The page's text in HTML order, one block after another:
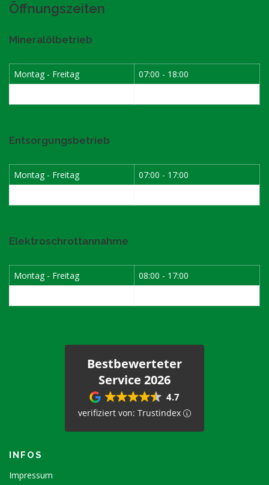
Öffnungszeiten
Mineralölbetrieb
Montag - Freitag
07:00 - 18:00
Entsorgungsbetrieb
Montag - Freitag
07:00 - 17:00
Elektroschrottannahme
Montag - Freitag
08:00 - 17:00
Bestbewerteter
Service 2026
4.7
verifiziert von: Trustindex
INFOS
Impressum